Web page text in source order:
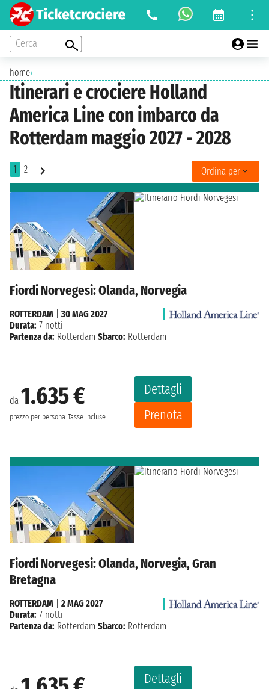
Cerca
home›
Itinerari e crociere Holland
America Line con imbarco da
Rotterdam maggio 2027 - 2028
1 2 Ordina per
Fiordi Norvegesi: Olanda, Norvegia
da 1.635 €
prezzo per persona Tasse incluse
Dettagli
Prenota
ROTTERDAM
30 MAG 2027
Durata: 7 notti
Partenza da: Rotterdam Sbarco: Rotterdam
Fiordi Norvegesi: Olanda, Norvegia, Gran
Bretagna
Dettagli
ROTTERDAM
2 MAG 2027
Durata: 7 notti
Partenza da: Rotterdam Sbarco: Rotterdam